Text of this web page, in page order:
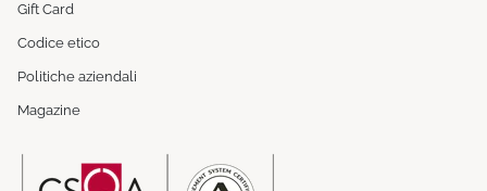
Gift Card
Codice etico
Politiche aziendali
Magazine